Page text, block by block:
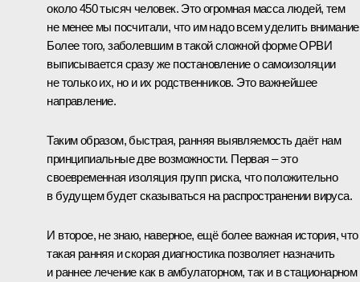
около 450 тысяч человек. Это огромная масса людей, тем
не менее мы посчитали, что им надо всем уделить
Более того, заболевшим в такой сложной форме ОРВИ
выписывается сразу же постановление о самоизоляции
не только их, но и их родственников. Это важнейшее
направление.
Таким образом, быстрая, ранняя выявляемость даёт нам
принципиальные две возможности. Первая – это
своевременная изоляция групп риска, что положительно
в будущем будет сказываться на распространении вируса.
И второе, не знаю, наверное, ещё более важная история, что
такая ранняя и скорая диагностика позволяет назначить
и раннее лечение как в амбулаторном, так и в стационарном